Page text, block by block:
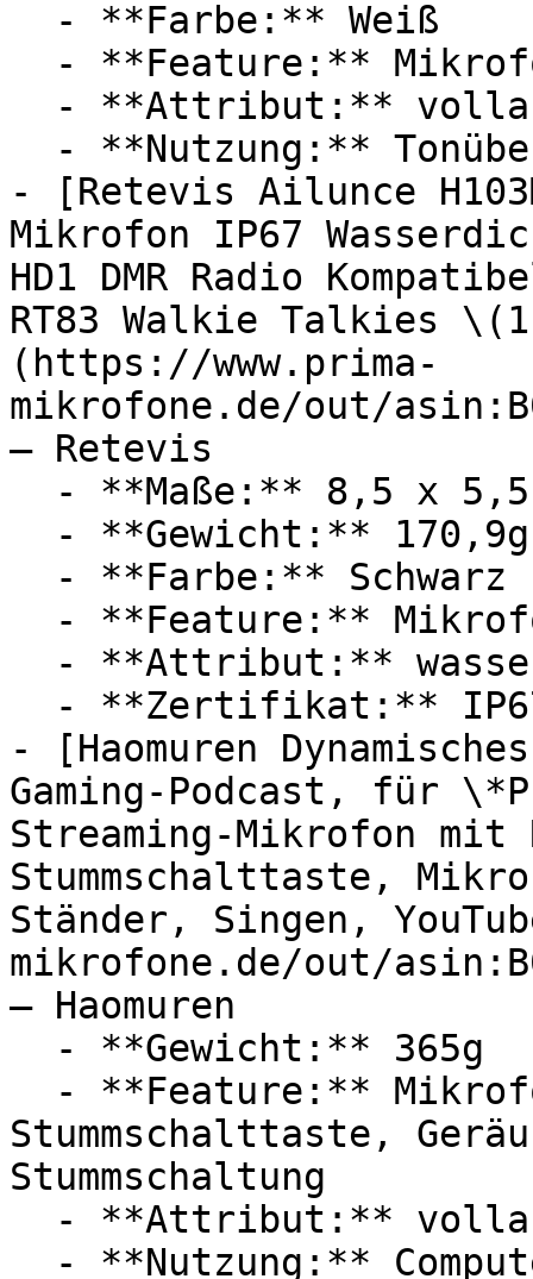
- [Retevis Ailunce
Mikrofon IP67
HD1 DMR Radio
RT83 Walkie Talkies
(https://www.prima-
mikrofone.de/out/
— Retevis
- [Haomuren
Gaming-Podcast, für
Streaming-Mikrofon mit
Stummschalttaste,
Ständer, Singen,
mikrofone.de/out/
— Haomuren
Stummschalttaste,
Stummschaltung